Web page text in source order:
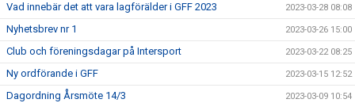
Vad innebär det att vara lagförälder i GFF 2023 2023-03-28 08:08
Nyhetsbrev nr 1 2023-03-26 15:00
Club och föreningsdagar på Intersport 2023-03-22 08:25
Ny ordförande i GFF 2023-03-15 12:52
Dagordning Årsmöte 14/3 2023-03-09 10:54